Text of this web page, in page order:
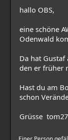
hallo OBS,
eine schöne
Odenwald
Da hat Gustaf
den er früher
Hast du am
schon
Grüsse tom27